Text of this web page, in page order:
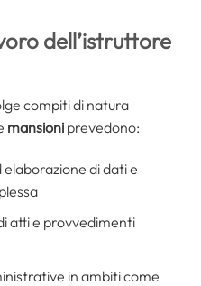
dell’istruttore
compiti di natura
mansioni prevedono:
di dati e
atti e provvedimenti
in ambiti come